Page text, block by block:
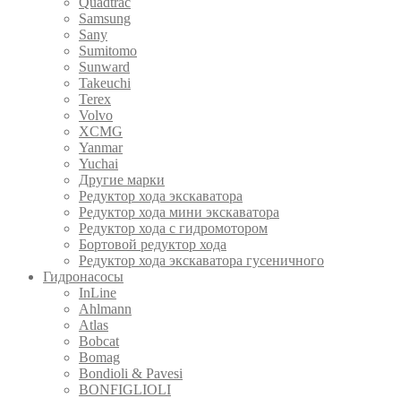
Samsung
Sany
Sumitomo
Sunward
Takeuchi
Terex
Volvo
XCMG
Yanmar
Yuchai
Другие марки
Редуктор хода экскаватора
Редуктор хода мини экскаватора
Редуктор хода с гидромотором
Бортовой редуктор хода
Редуктор хода экскаватора гусеничного
Гидронасосы
InLine
Ahlmann
Atlas
Bobcat
Bomag
Bondioli & Pavesi
BONFIGLIOLI